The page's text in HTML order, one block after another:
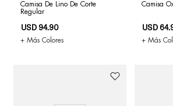
Camisa De Lino De Corte
Regular
USD 94.90
+ Más Colores
Camisa
USD 64.
+ Más